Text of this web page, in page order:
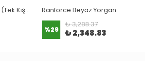
Softwash Yorgan Seti (Tek Kişilik ve Çift Kişilik) Ranforce Beyaz Yorgan
%29
₺ 3,288.37
₺ 2,348.83